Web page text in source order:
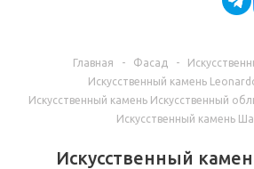
Главная - Фасад -
Искусственный камень
Искусственный камень Искусственный
Искусственный камень
Искусственный